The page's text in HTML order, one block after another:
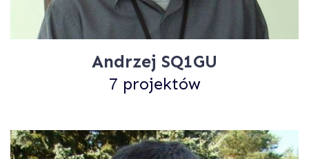
Andrzej SQ1GU
7 projektów